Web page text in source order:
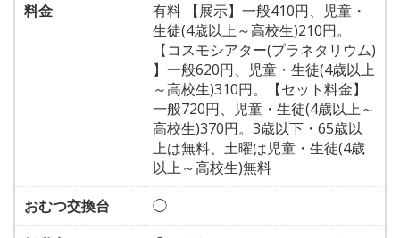
料金
有料 【展示】一般410円、児童・
生徒(4歳以上～高校生)210円。
【コスモシアター(プラネタリウム)
】一般620円、児童・生徒(4歳以上
～高校生)310円。【セット料金】
一般720円、児童・生徒(4歳以上～
高校生)370円。3歳以下・65歳以
上は無料、土曜は児童・生徒(4歳
以上～高校生)無料
おむつ交換台
◯